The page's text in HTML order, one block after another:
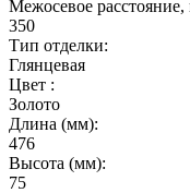
Межосевое
350
Тип отделки:
Глянцевая
Цвет :
Золото
Длина (мм):
476
Высота (мм):
75